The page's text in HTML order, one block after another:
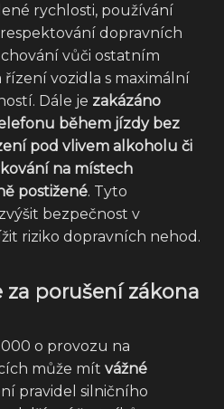
rychlosti, používání
dopravních
vůči ostatním
vozidla s maximální
Dále je zakázáno
během jízdy bez
pod vlivem alkoholu či
na místech
postižené. Tyto
bezpečnost v
riziko dopravních nehod.
za porušení zákona
o provozu na
může mít vážné
pravidel silničního